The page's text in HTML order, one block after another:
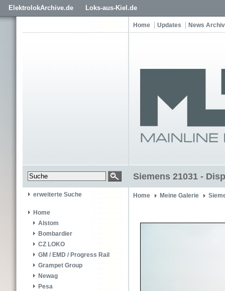
ElektrolokArchive.de Loks-aus-Kiel.de
Home Updates News Archiv
Siemens 21031 -
erweiterte Suche
Home
Alstom
Bombardier
CZ LOKO
GM / EMD / Progress Rail
Grampet Group
Newag
Pesa
Home Meine Galerie